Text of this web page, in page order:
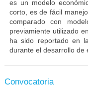
es un modelo
corto, es de fácil
comparado con
previamiente utilizado
ha sido reportado en
durante el desarrollo de
Convocatoria